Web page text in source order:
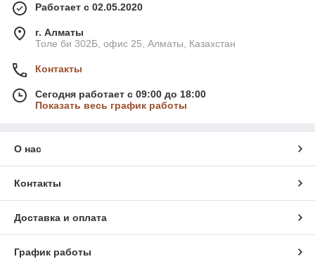
Работает с 02.05.2020
г. Алматы
Толе би 302Б, офис 25, Алматы, Казахстан
Контакты
Сегодня работает с 09:00 до 18:00
Показать весь график работы
О нас
Контакты
Доставка и оплата
График работы